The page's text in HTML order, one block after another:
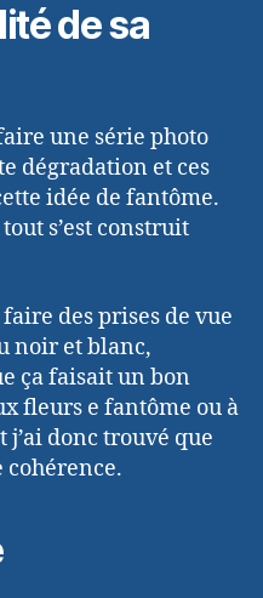
de sa
une série photo
dégradation et ces
idée de fantôme.
s’est construit
des prises de vue
noir et blanc,
ça faisait un bon
fleurs e fantôme ou à
j’ai donc trouvé que
cohérence.